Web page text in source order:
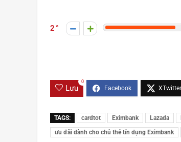
2
Lưu
0
TAGS: cardtot Eximbank Lazada
ưu đãi dành cho chủ thẻ tín dụng Eximbank